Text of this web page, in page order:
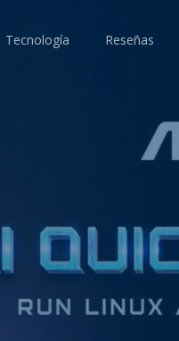
Tecnología Reseñas